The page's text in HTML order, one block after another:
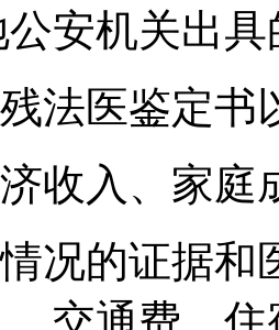
公安机关出
法医鉴定书
收入、家庭
况的证据